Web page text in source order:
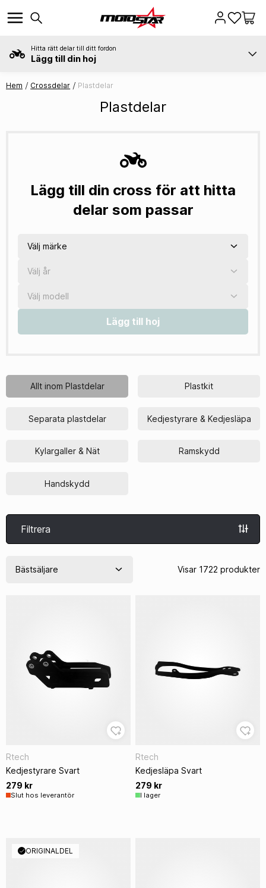
Hitta rätt delar till ditt fordon
Lägg till din hoj
Hem Crossdelar Plastdelar
Plastdelar
Lägg till din cross för att hitta
delar som passar
Lägg till hoj
Allt inom Plastdelar Plastkit
Separata plastdelar Kedjestyrare & Kedjesläpa
Kylargaller & Nät Ramskydd
Handskydd
Filtrera
Visar 1722 produkter
Rtech
Kedjestyrare Svart
279 kr
Slut hos leverantör
Rtech
Kedjesläpa Svart
279 kr
I lager
ORIGINALDEL